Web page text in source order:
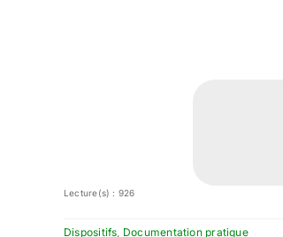
Lecture(s) : 926
Dispositifs Documentation pratique